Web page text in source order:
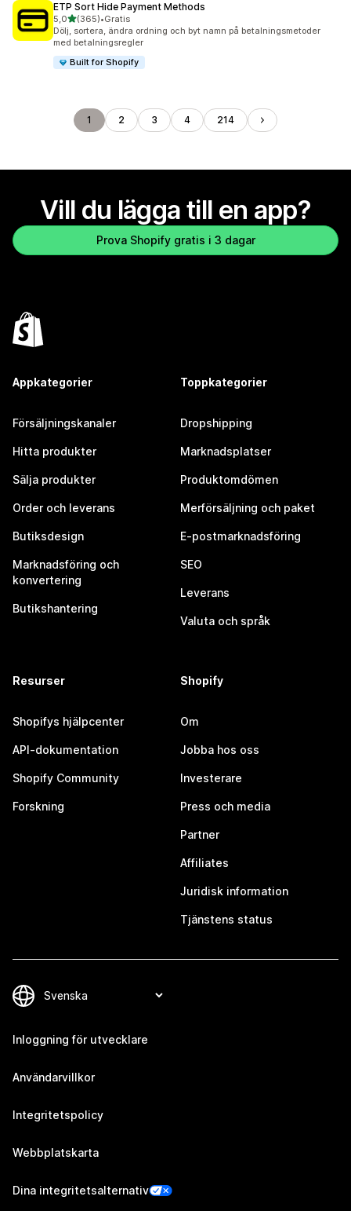
ETP Sort Hide Payment Methods
5,0av 5 stjärnor
(365)
365 recensioner totalt
•Gratis
Dölj, sortera, ändra ordning och byt namn på betalningsmetoder
med betalningsregler
Built for Shopify
1 2 3 4 214
Vill du lägga till en app?
Prova Shopify gratis i 3 dagar
Appkategorier
Försäljningskanaler
Hitta produkter
Sälja produkter
Order och leverans
Butiksdesign
Marknadsföring och
konvertering
Butikshantering
Toppkategorier
Dropshipping
Marknadsplatser
Produktomdömen
Merförsäljning och paket
E-postmarknadsföring
SEO
Leverans
Valuta och språk
Resurser
Shopifys hjälpcenter
API-dokumentation
Shopify Community
Forskning
Shopify
Om
Jobba hos oss
Investerare
Press och media
Partner
Affiliates
Juridisk information
Tjänstens status
Inloggning för utvecklare
Användarvillkor
Integritetspolicy
Webbplatskarta
Dina integritetsalternativ